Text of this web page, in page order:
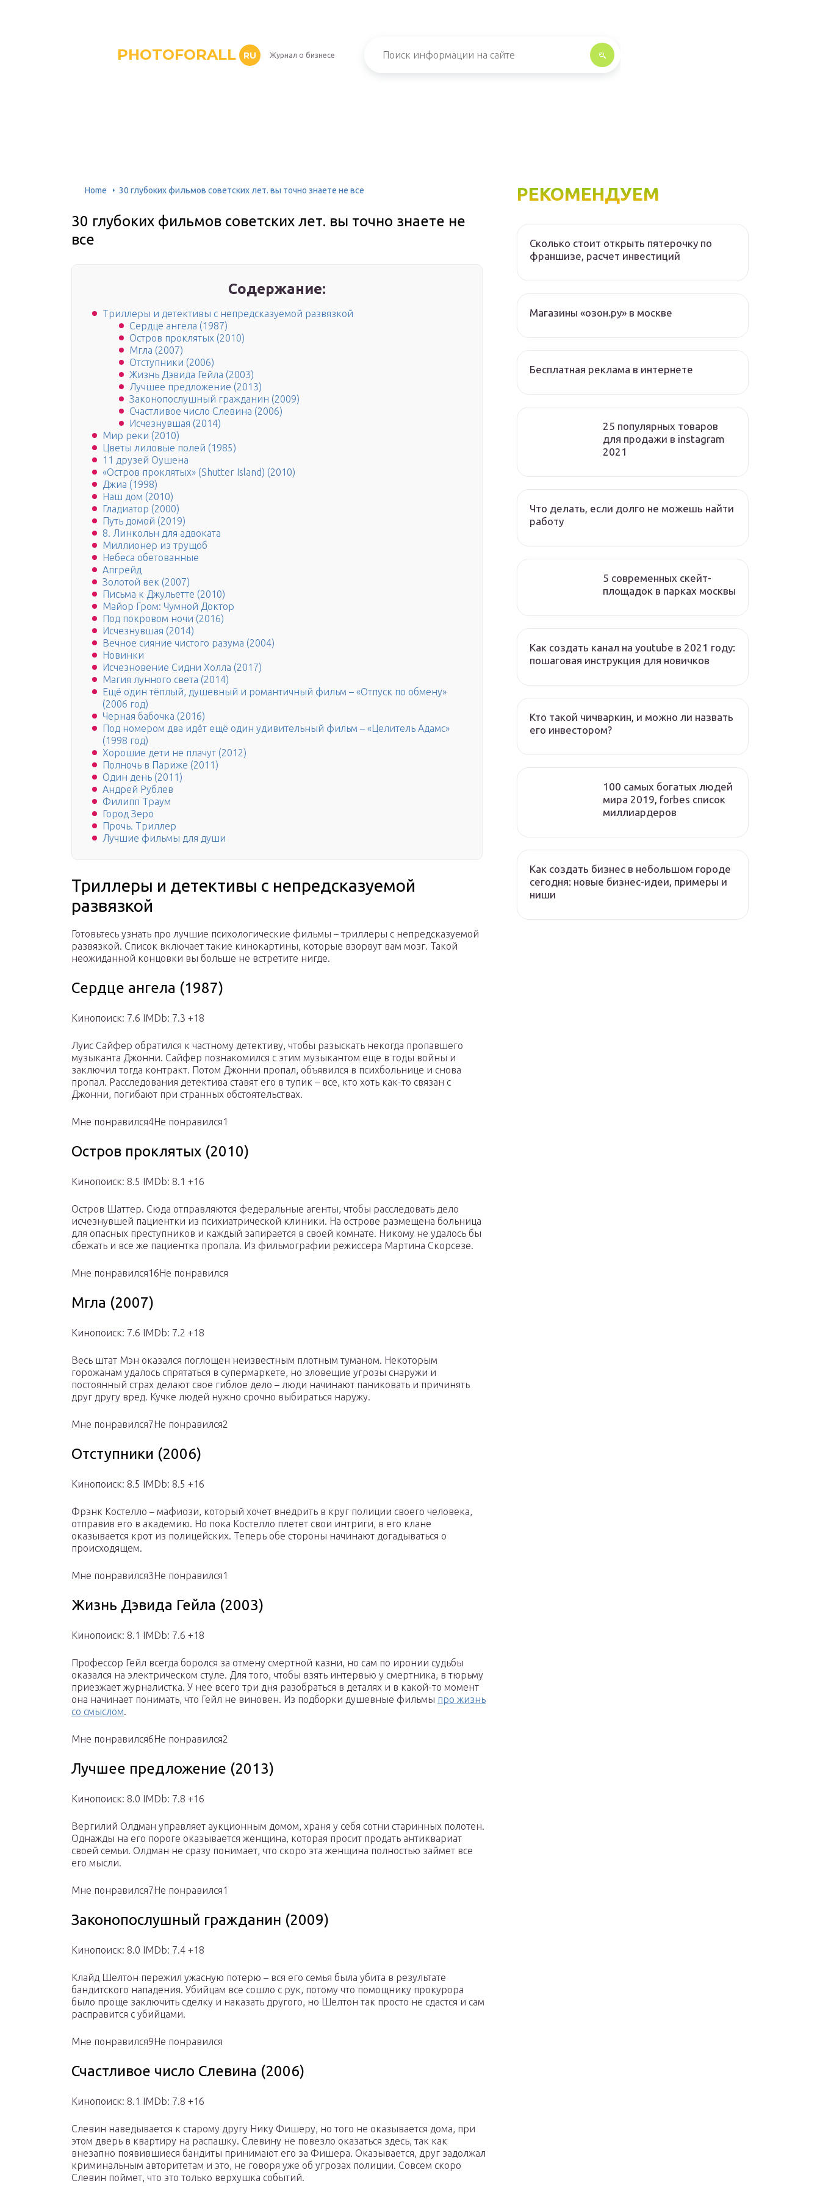
PHOTOFORALL RU Журнал о бизнесе
Home 30 глубоких фильмов советских лет. вы точно знаете не все
30 глубоких фильмов советских лет. вы точно знаете не
все
Содержание:
Триллеры и детективы с непредсказуемой развязкой
Сердце ангела (1987)
Остров проклятых (2010)
Мгла (2007)
Отступники (2006)
Жизнь Дэвида Гейла (2003)
Лучшее предложение (2013)
Законопослушный гражданин (2009)
Счастливое число Слевина (2006)
Исчезнувшая (2014)
Мир реки (2010)
Цветы лиловые полей (1985)
11 друзей Оушена
«Остров проклятых» (Shutter Island) (2010)
Джиа (1998)
Наш дом (2010)
Гладиатор (2000)
Путь домой (2019)
8. Линкольн для адвоката
Миллионер из трущоб
Небеса обетованные
Апгрейд
Золотой век (2007)
Письма к Джульетте (2010)
Майор Гром: Чумной Доктор
Под покровом ночи (2016)
Исчезнувшая (2014)
Вечное сияние чистого разума (2004)
Новинки
Исчезновение Сидни Холла (2017)
Магия лунного света (2014)
Ещё один тёплый, душевный и романтичный фильм – «Отпуск по обмену»
(2006 год)
Черная бабочка (2016)
Под номером два идёт ещё один удивительный фильм – «Целитель Адамс»
(1998 год)
Хорошие дети не плачут (2012)
Полночь в Париже (2011)
Один день (2011)
Андрей Рублев
Филипп Траум
Город Зеро
Прочь. Триллер
Лучшие фильмы для души
Триллеры и детективы с непредсказуемой
развязкой
Готовьтесь узнать про лучшие психологические фильмы – триллеры с непредсказуемой
развязкой. Список включает такие кинокартины, которые взорвут вам мозг. Такой
неожиданной концовки вы больше не встретите нигде.
Сердце ангела (1987)
Кинопоиск: 7.6 IMDb: 7.3 +18
Луис Сайфер обратился к частному детективу, чтобы разыскать некогда пропавшего
музыканта Джонни. Сайфер познакомился с этим музыкантом еще в годы войны и
заключил тогда контракт. Потом Джонни пропал, объявился в психбольнице и снова
пропал. Расследования детектива ставят его в тупик – все, кто хоть как-то связан с
Джонни, погибают при странных обстоятельствах.
Мне понравился4Не понравился1
Остров проклятых (2010)
Кинопоиск: 8.5 IMDb: 8.1 +16
Остров Шаттер. Сюда отправляются федеральные агенты, чтобы расследовать дело
исчезнувшей пациентки из психиатрической клиники. На острове размещена больница
для опасных преступников и каждый запирается в своей комнате. Никому не удалось бы
сбежать и все же пациентка пропала. Из фильмографии режиссера Мартина Скорсезе.
Мне понравился16Не понравился
Мгла (2007)
Кинопоиск: 7.6 IMDb: 7.2 +18
Весь штат Мэн оказался поглощен неизвестным плотным туманом. Некоторым
горожанам удалось спрятаться в супермаркете, но зловещие угрозы снаружи и
постоянный страх делают свое гиблое дело – люди начинают паниковать и причинять
друг другу вред. Кучке людей нужно срочно выбираться наружу.
Мне понравился7Не понравился2
Отступники (2006)
Кинопоиск: 8.5 IMDb: 8.5 +16
Фрэнк Костелло – мафиози, который хочет внедрить в круг полиции своего человека,
отправив его в академию. Но пока Костелло плетет свои интриги, в его клане
оказывается крот из полицейских. Теперь обе стороны начинают догадываться о
происходящем.
Мне понравился3Не понравился1
Жизнь Дэвида Гейла (2003)
Кинопоиск: 8.1 IMDb: 7.6 +18
Профессор Гейл всегда боролся за отмену смертной казни, но сам по иронии судьбы
оказался на электрическом стуле. Для того, чтобы взять интервью у смертника, в тюрьму
приезжает журналистка. У нее всего три дня разобраться в деталях и в какой-то момент
она начинает понимать, что Гейл не виновен. Из подборки душевные фильмы про жизнь
со смыслом.
Мне понравился6Не понравился2
Лучшее предложение (2013)
Кинопоиск: 8.0 IMDb: 7.8 +16
Вергилий Олдман управляет аукционным домом, храня у себя сотни старинных полотен.
Однажды на его пороге оказывается женщина, которая просит продать антиквариат
своей семьи. Олдман не сразу понимает, что скоро эта женщина полностью займет все
его мысли.
Мне понравился7Не понравился1
Законопослушный гражданин (2009)
Кинопоиск: 8.0 IMDb: 7.4 +18
Клайд Шелтон пережил ужасную потерю – вся его семья была убита в результате
бандитского нападения. Убийцам все сошло с рук, потому что помощнику прокурора
было проще заключить сделку и наказать другого, но Шелтон так просто не сдастся и сам
расправится с убийцами.
Мне понравился9Не понравился
Счастливое число Слевина (2006)
Кинопоиск: 8.1 IMDb: 7.8 +16
Слевин наведывается к старому другу Нику Фишеру, но того не оказывается дома, при
этом дверь в квартиру на распашку. Слевину не повезло оказаться здесь, так как
внезапно появившиеся бандиты принимают его за Фишера. Оказывается, друг задолжал
криминальным авторитетам и это, не говоря уже об угрозах полиции. Совсем скоро
Слевин поймет, что это только верхушка событий.
РЕКОМЕНДУЕМ
Сколько стоит открыть пятерочку по
франшизе, расчет инвестиций
Магазины «озон.ру» в москве
Бесплатная реклама в интернете
25 популярных товаров
для продажи в instagram
2021
Что делать, если долго не можешь найти
работу
5 современных скейт-
площадок в парках москвы
Как создать канал на youtube в 2021 году:
пошаговая инструкция для новичков
Кто такой чичваркин, и можно ли назвать
его инвестором?
100 самых богатых людей
мира 2019, forbes список
миллиардеров
Как создать бизнес в небольшом городе
сегодня: новые бизнес-идеи, примеры и
ниши